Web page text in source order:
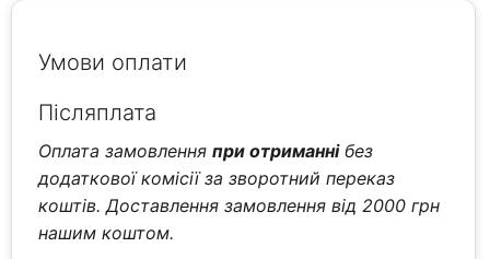
Умови оплати
Післяплата
Оплата замовленняпри отриманнібез
додаткової комісії за зворотний переказ
коштів. Доставлення замовлення від 2000 грн
нашим коштом.